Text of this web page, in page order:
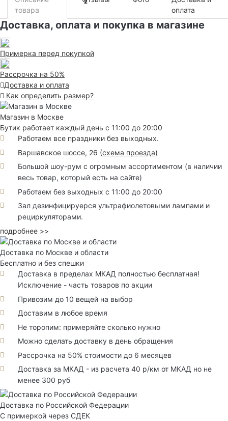
товара
2
оплата
Доставка, оплата и покупка в магазине
Примерка перед покупкой
Рассрочка на 50%
Доставка и оплата
Как определить размер?
Магазин в Москве
Бутик работает каждый день с 11:00 до 20:00
Работаем все праздники без выходных.
Варшавское шоссе, 26 (схема проезда)
Большой шоу-рум с огромным ассортиментом (в наличии
весь товар, который есть на сайте)
Работаем без выходных с 11:00 до 20:00
Зал дезинфицируерся ультрафиолетовыми лампами и
рециркуляторами.
подробнее >>
Доставка по Москве и области
Бесплатно и без спешки
Доставка в пределах МКАД полностью бесплатная!
Исключение - часть товаров по акции
Привозим до 10 вещей на выбор
Доставим в любое время
Не торопим: примеряйте сколько нужно
Можно сделать доставку в день обращения
Рассрочка на 50% стоимости до 6 месяцев
Доставка за МКАД - из расчета 40 р/км от МКАД но не
менее 300 руб
Доставка по Российской Федерации
С примеркой через СДЕК